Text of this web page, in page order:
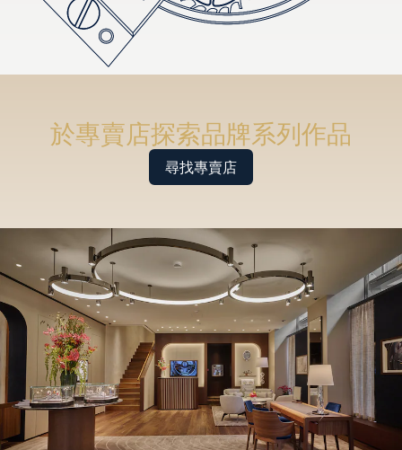
於專賣店探索品牌系列作品
尋找專賣店